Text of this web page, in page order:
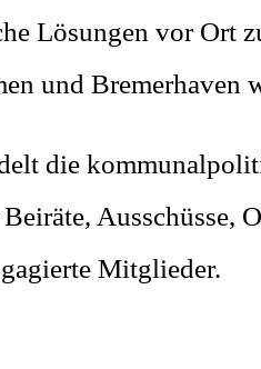
Lösungen vor Ort
und Bremerhaven
die
Ausschüsse,
Mitglieder.